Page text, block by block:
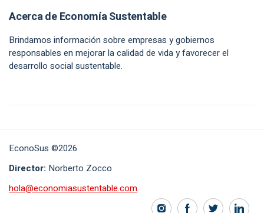
Acerca de Economía Sustentable
Brindamos información sobre empresas y gobiernos
responsables en mejorar la calidad de vida y favorecer el
desarrollo social sustentable.
EconoSus ©2026
Director: Norberto Zocco
hola@economiasustentable.com